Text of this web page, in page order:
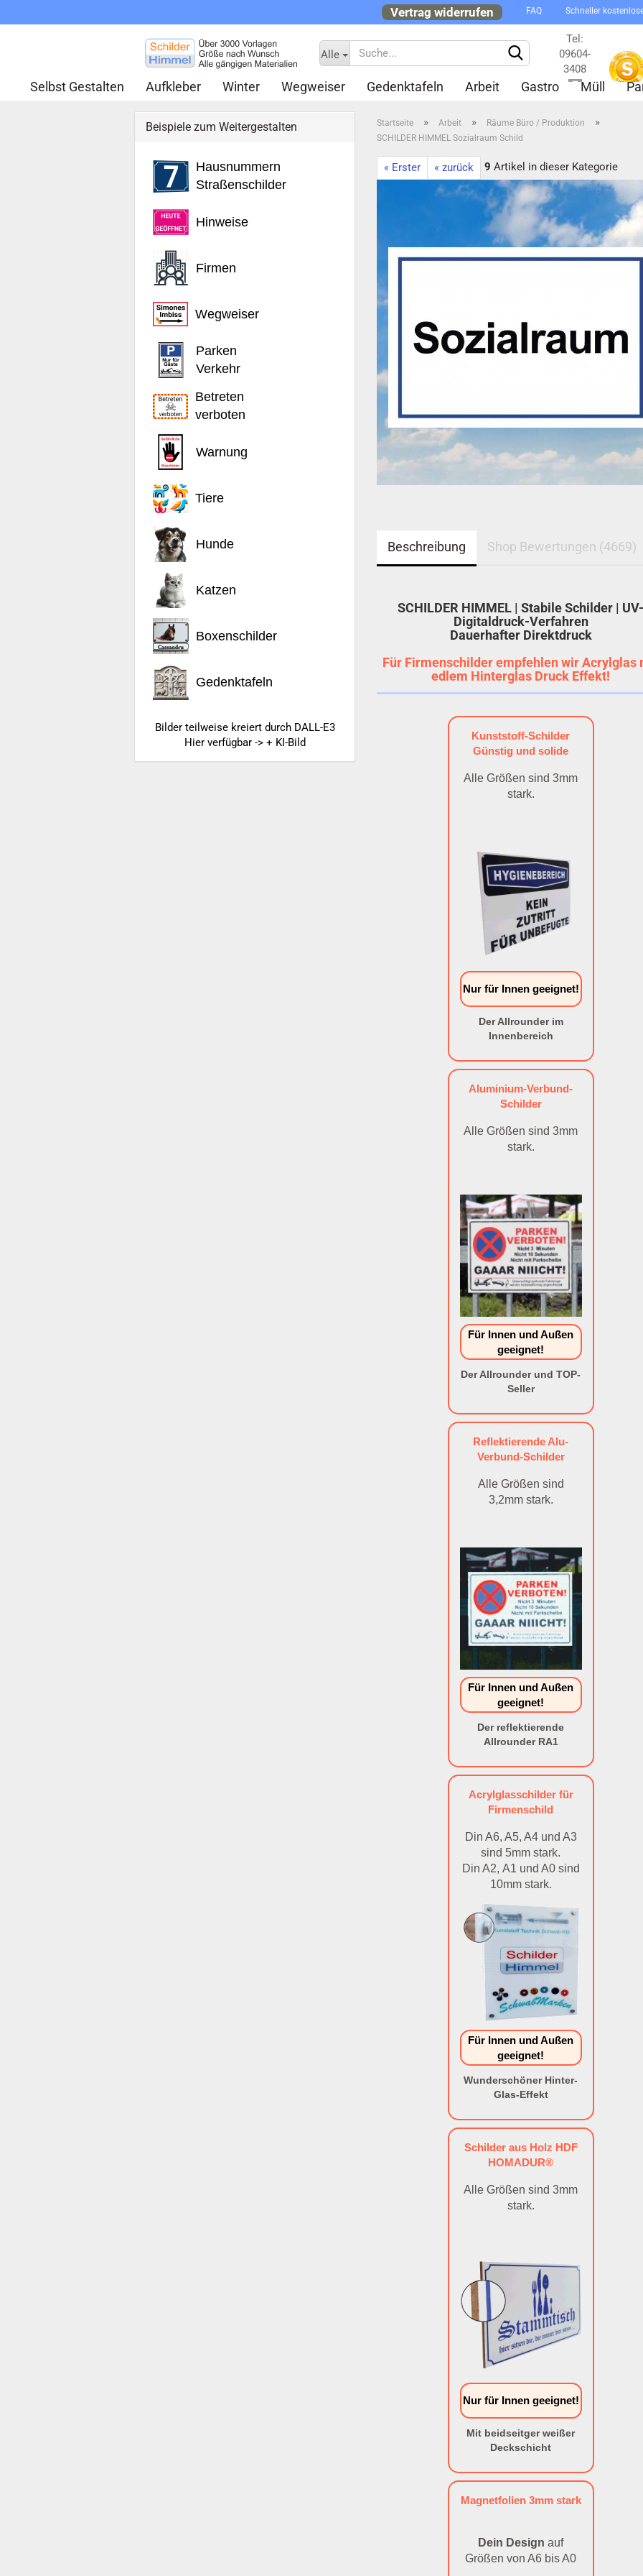
Vertrag widerrufen FAQ Schneller
Alle
Tel:
09604-
3408
Selbst Gestalten Aufkleber Winter Wegweiser Gedenktafeln Arbeit Gastro Müll
Startseite » Arbeit » Räume Büro / Produktion »
SCHILDER HIMMEL Sozialraum Schild
« Erster « zurück 9 Artikel in dieser Kategorie
Beschreibung Shop Bewertungen (4669)
SCHILDER HIMMEL | Stabile Schilder |
Digitaldruck-Verfahren
Dauerhafter Direktdruck
Für Firmenschilder empfehlen wir Acrylglas
edlem Hinterglas Druck Effekt!
Kunststoff-Schilder
Günstig und solide
Alle Größen sind 3mm
stark.
Nur für Innen geeignet!
Der Allrounder im
Innenbereich
Aluminium-Verbund-
Schilder
Alle Größen sind 3mm
stark.
Für Innen und Außen
geeignet!
Der Allrounder und TOP-
Seller
Reflektierende Alu-
Verbund-Schilder
Alle Größen sind
3,2mm stark.
Für Innen und Außen
geeignet!
Der reflektierende
Allrounder RA1
Acrylglasschilder für
Firmenschild
Din A6, A5, A4 und A3
sind 5mm stark.
Din A2, A1 und A0 sind
10mm stark.
Für Innen und Außen
geeignet!
Wunderschöner Hinter-
Glas-Effekt
Schilder aus Holz HDF
HOMADUR®
Alle Größen sind 3mm
stark.
Nur für Innen geeignet!
Mit beidseitger weißer
Deckschicht
Magnetfolien 3mm stark
Dein Design auf
Größen von A6 bis A0
Beispiele zum Weitergestalten
Hausnummern
Straßenschilder
Hinweise
Firmen
Wegweiser
Parken
Verkehr
Betreten
verboten
Warnung
Tiere
Hunde
Katzen
Boxenschilder
Gedenktafeln
Bilder teilweise kreiert durch DALL-E3
Hier verfügbar -> + KI-Bild